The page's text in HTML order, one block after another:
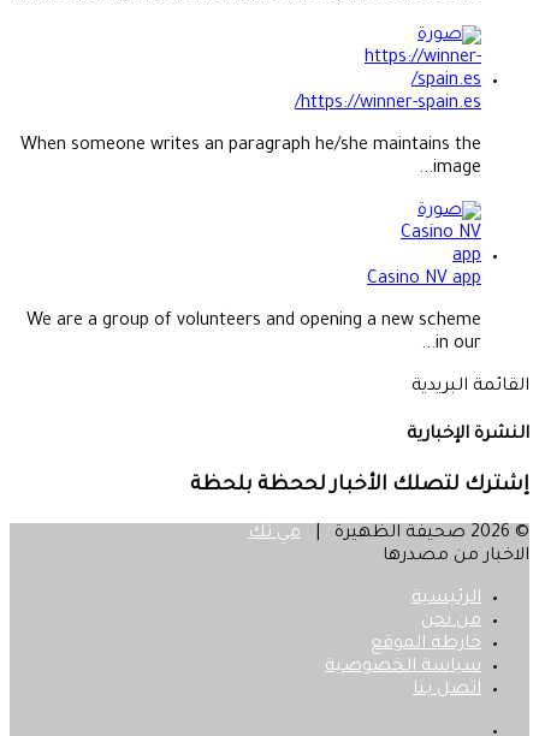
https://winner-spain.es/
When someone writes an paragraph he/she maintains the
image...
Casino NV app
We are a group of volunteers and opening a new scheme
in our...
القائمة البريدية
النشرة الإخبارية
إشترك لتصلك الأخبار لححظة بلحظة
© 2026 صحيفة الظهيرة |
مي تك
الاخبار من مصدرها
الرئيسية
من نحن
خارطة الموقع
سياسة الخصوصية
اتصل بنا